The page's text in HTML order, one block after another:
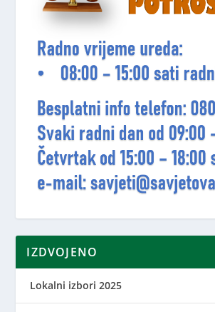
IZDVOJENO
Lokalni izbori 2025